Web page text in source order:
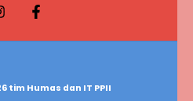
tim Humas dan IT PPII